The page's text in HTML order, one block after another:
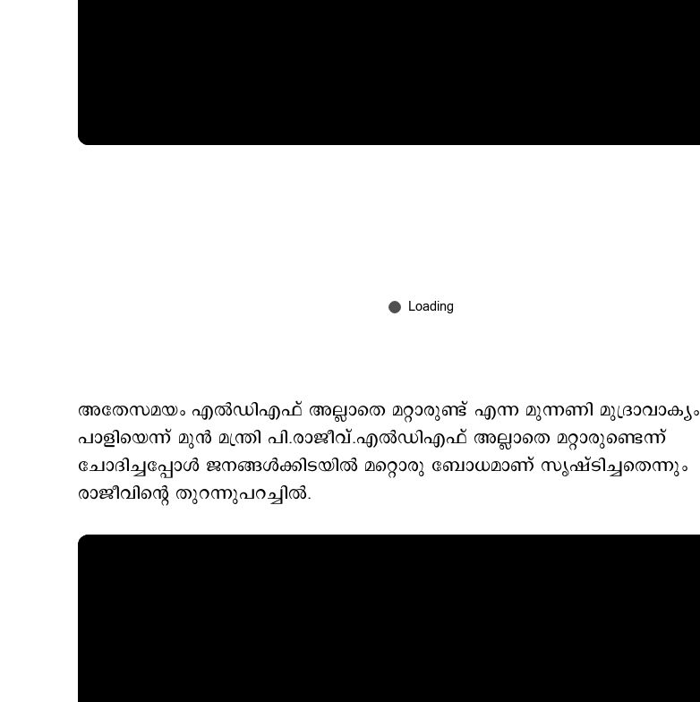
അതേസമയം എൽഡിഎഫ് അല്ലാതെ മറ്റാരുണ്ട് എന്ന മുന്നണി മുദ്രാവാക്യം
പാളിയെന്ന് മുന്‍ മന്ത്രി പി.രാജീവ്.എൽഡിഎഫ് അല്ലാതെ മറ്റാരുണ്ടെന്ന്
ചോദിച്ചപ്പോള്‍ ജനങ്ങൾക്കിടയിൽ മറ്റൊരു ബോധമാണ് സൃഷ്ടിച്ചതെന്നും
രാജീവിന്റെ തുറന്നുപറച്ചില്‍.